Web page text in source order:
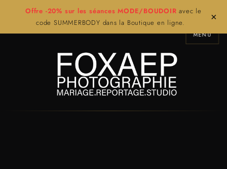
Offre -20% sur les séances MODE/BOUDOIR avec le
code SUMMERBODY dans la Boutique en ligne.
×
MENU